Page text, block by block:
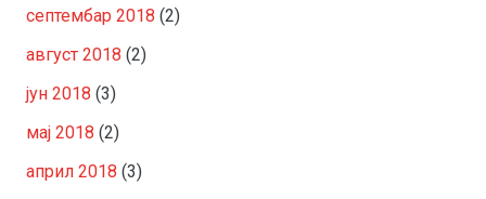
септембар 2018 (2)
август 2018 (2)
јун 2018 (3)
мај 2018 (2)
април 2018 (3)